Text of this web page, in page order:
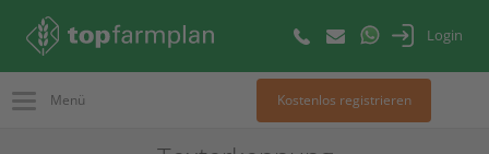
Login
Menü Kostenlos registrieren